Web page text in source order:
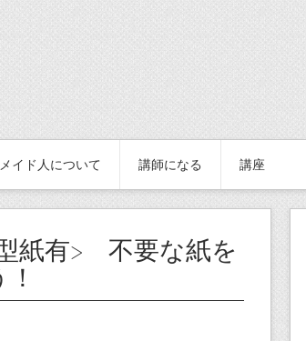
イド人について 講師になる 講座
紙有> 不要な紙を